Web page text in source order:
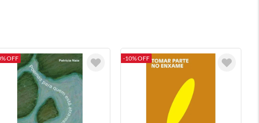
OFF -10% OFF